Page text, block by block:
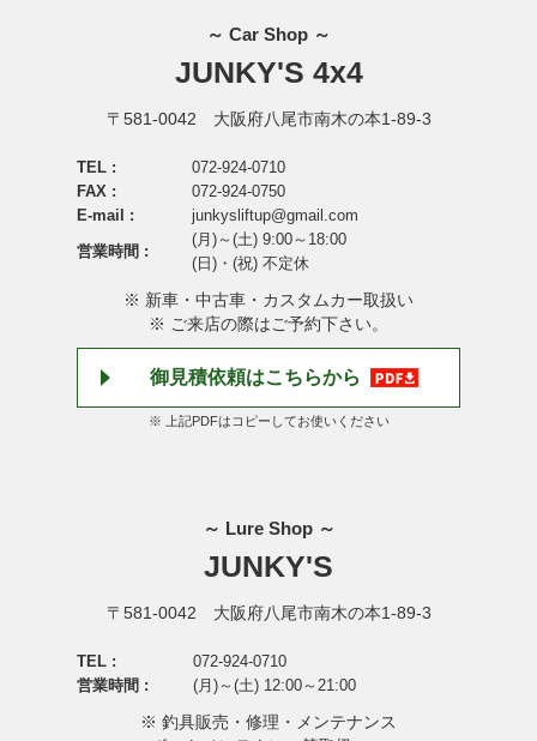
～ Car Shop ～
JUNKY'S 4x4
〒581-0042 大阪府八尾市南木の本1-89-3
TEL :
072-924-0710
FAX :
072-924-0750
E-mail :
junkysliftup@gmail.com
営業時間 :
(月)～(土) 9:00～18:00
(日)・(祝) 不定休
※ 新車・中古車・カスタムカー取扱い
※ ご来店の際はご予約下さい。
御見積依頼はこちらから
※ 上記PDFはコピーしてお使いください
～ Lure Shop ～
JUNKY'S
〒581-0042 大阪府八尾市南木の本1-89-3
TEL :
072-924-0710
営業時間 :
(月)～(土) 12:00～21:00
※ 釣具販売・修理・メンテナンス